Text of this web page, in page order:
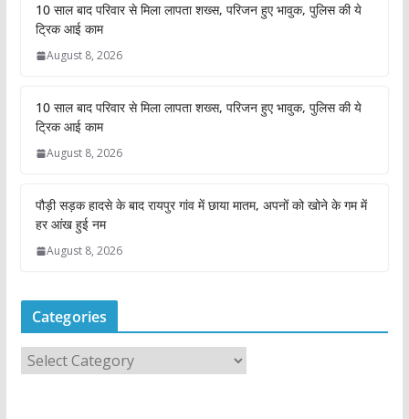
10 साल बाद परिवार से मिला लापता शख्स, परिजन हुए भावुक, पुलिस की ये
ट्रिक आई काम
August 8, 2026
10 साल बाद परिवार से मिला लापता शख्स, परिजन हुए भावुक, पुलिस की ये
ट्रिक आई काम
August 8, 2026
पौड़ी सड़क हादसे के बाद रायपुर गांव में छाया मातम, अपनों को खोने के गम में
हर आंख हुई नम
August 8, 2026
Categories